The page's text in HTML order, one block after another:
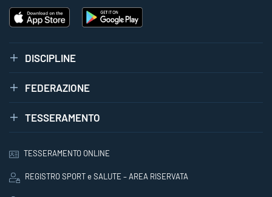
DISCIPLINE
FEDERAZIONE
TESSERAMENTO
TESSERAMENTO ONLINE
REGISTRO SPORT e SALUTE – AREA RISERVATA